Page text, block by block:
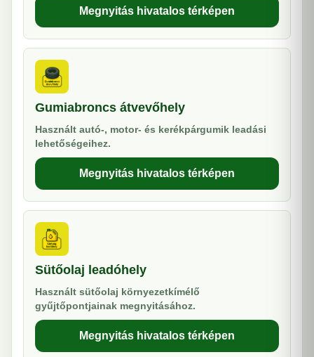
Megnyitás hivatalos térképen
Gumiabroncs átvevőhely
Használt autó-, motor- és kerékpárgumik leadási
lehetőségeihez.
Megnyitás hivatalos térképen
Sütőolaj leadóhely
Használt sütőolaj környezetkímélő
gyűjtőpontjainak megnyitásához.
Megnyitás hivatalos térképen